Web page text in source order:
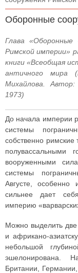
Оборонные
Глава «Оборонные
Римской империи»
книги «Всеобщая
античного мира
Михайлова.
1973)
До начала империи
системы
собственно
полувассальными
вооруженными
системы
Августе,
сильнее дает
империю
Можно выделить две
и африкано-
небольшой
эшелонирована.
Британии,